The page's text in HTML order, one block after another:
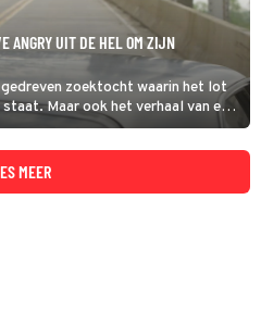
ANGRY UIT DE HEL OM ZIJN
zoektocht waarin het lot
Maar ook het verhaal van een
van zijn dochter.
MEER